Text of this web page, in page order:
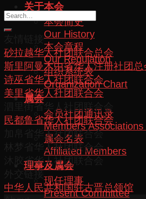
关于本会
本会简史
Our History
本会章程
Our Regulation
组织系统表
Organization Chart
属会
会员社团通讯录
Members
属会名表
Affiliated Members
理事及属会
现任理事
Present Committee
砂拉越华人社团联合总会
斯里阿曼木中省华人注册社团总
诗巫省华人社团联合会
美里省华人社团联合会
泗里街省华人社团联合会
民都鲁省华人社团联合会
加帛省华人社团联合会
林梦省华人社团联合会
沐胶省华人社团联合会
外交链接
中华人民共和国驻古晋总领馆